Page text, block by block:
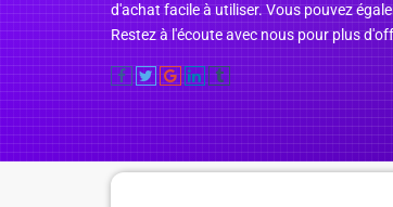
d'achat facile à utiliser. Vous pouvez
Restez à l'écoute avec nous pour plus